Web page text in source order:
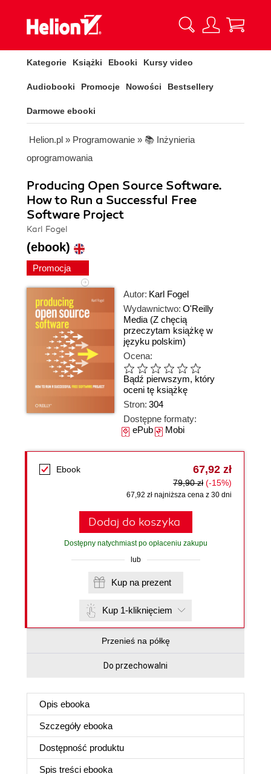
Kategorie Książki Ebooki Kursy video
Audiobooki Promocje Nowości Bestsellery
Darmowe ebooki
Helion.pl » Programowanie » 📚 Inżynieria
oprogramowania
Producing Open Source Software.
How to Run a Successful Free
Software Project
Karl Fogel
(ebook)
Promocja
Autor: Karl Fogel
Wydawnictwo: O'Reilly
Media (Z chęcią
przeczytam książkę w
języku polskim)
Ocena:
Bądź pierwszym, który
oceni tę książkę
Stron: 304
Dostępne formaty:
ePubMobi
Ebook 67,92 zł
79,90 zł (-15%)
67,92 zł najniższa cena z 30 dni
Dodaj do koszyka
Dostępny natychmiast po opłaceniu zakupu
lub
Kup na prezent
Kup 1-kliknięciem
Przenieś na półkę
Do przechowalni
Opis ebooka
Szczegóły ebooka
Dostępność produktu
Spis treści ebooka